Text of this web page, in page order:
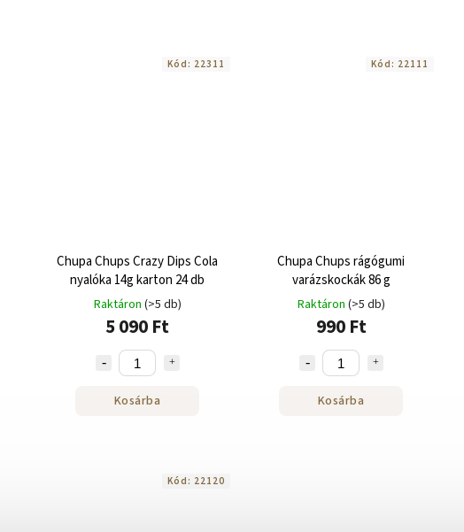
Chupa Chups Crazy Dips Cola
nyalóka 14g karton 24 db
Raktáron (>5 db)
5 090 Ft
Kosárba
Kód: 22311
Chupa Chups rágógumi
varázskockák 86 g
Raktáron (>5 db)
990 Ft
Kosárba
Kód: 22111
Kód: 22120